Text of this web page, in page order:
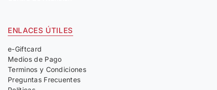
ENLACES ÚTILES
e-Giftcard
Medios de Pago
Terminos y Condiciones
Preguntas Frecuentes